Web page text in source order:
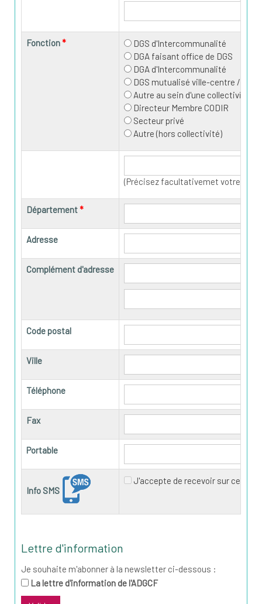
Fonction
DGS d'Intercommunalité
DGA faisant office de DGS
DGA d'Intercommunalité
DGS mutualisé ville-centre / EPCI
Autre au sein d'une collectivité
Directeur Membre CODIR
Secteur privé
Autre (hors collectivité)
(Précisez facultativemet votre
Département
Adresse
Complément d'adresse
Code postal
Ville
Téléphone
Fax
Portable
Info SMS
J'accepte de recevoir sur ce
Lettre d'information
Je souhaite m'abonner à la newsletter ci-dessous :
La lettre d'information de l'ADGCF